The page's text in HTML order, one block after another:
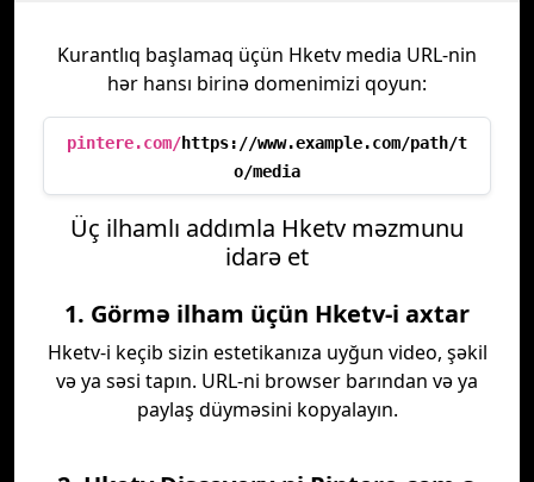
Kurantlıq başlamaq üçün Hketv media URL-nin
hər hansı birinə domenimizi qoyun:
pintere.com/https://www.example.com/path/t
o/media
Üç ilhamlı addımla Hketv məzmunu
idarə et
1. Görmə ilham üçün Hketv-i axtar
Hketv-i keçib sizin estetikanıza uyğun video, şəkil
və ya səsi tapın. URL-ni browser barından və ya
paylaş düyməsini kopyalayın.